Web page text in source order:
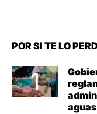
POR SI TE LO